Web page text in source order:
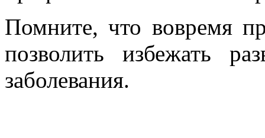
Помните, что вовремя
позволить избежать
заболевания.